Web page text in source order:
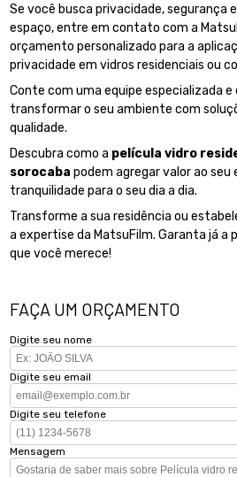
Se você busca privacidade, segurança
espaço, entre em contato com a
orçamento personalizado para a
privacidade em vidros residenciais ou
Conte com uma equipe especializada
transformar o seu ambiente com
qualidade.
Descubra como a película vidro
sorocaba podem agregar valor ao seu
tranquilidade para o seu dia a dia.
Transforme a sua residência ou
a expertise da MatsuFilm. Garanta já a
que você merece!
FAÇA UM ORÇAMENTO
Digite seu nome
Digite seu email
Digite seu telefone
Mensagem